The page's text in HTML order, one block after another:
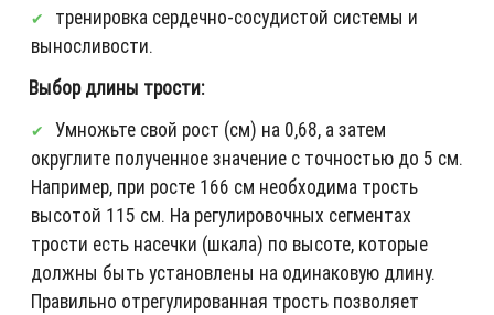
тренировка сердечно-сосудистой системы и
выносливости.
Выбор длины трости:
Умножьте свой рост (см) на 0,68, а затем
округлите полученное значение с точностью до 5 см.
Например, при росте 166 см необходима трость
высотой 115 см. На регулировочных сегментах
трости есть насечки (шкала) по высоте, которые
должны быть установлены на одинаковую длину.
Правильно отрегулированная трость позволяет